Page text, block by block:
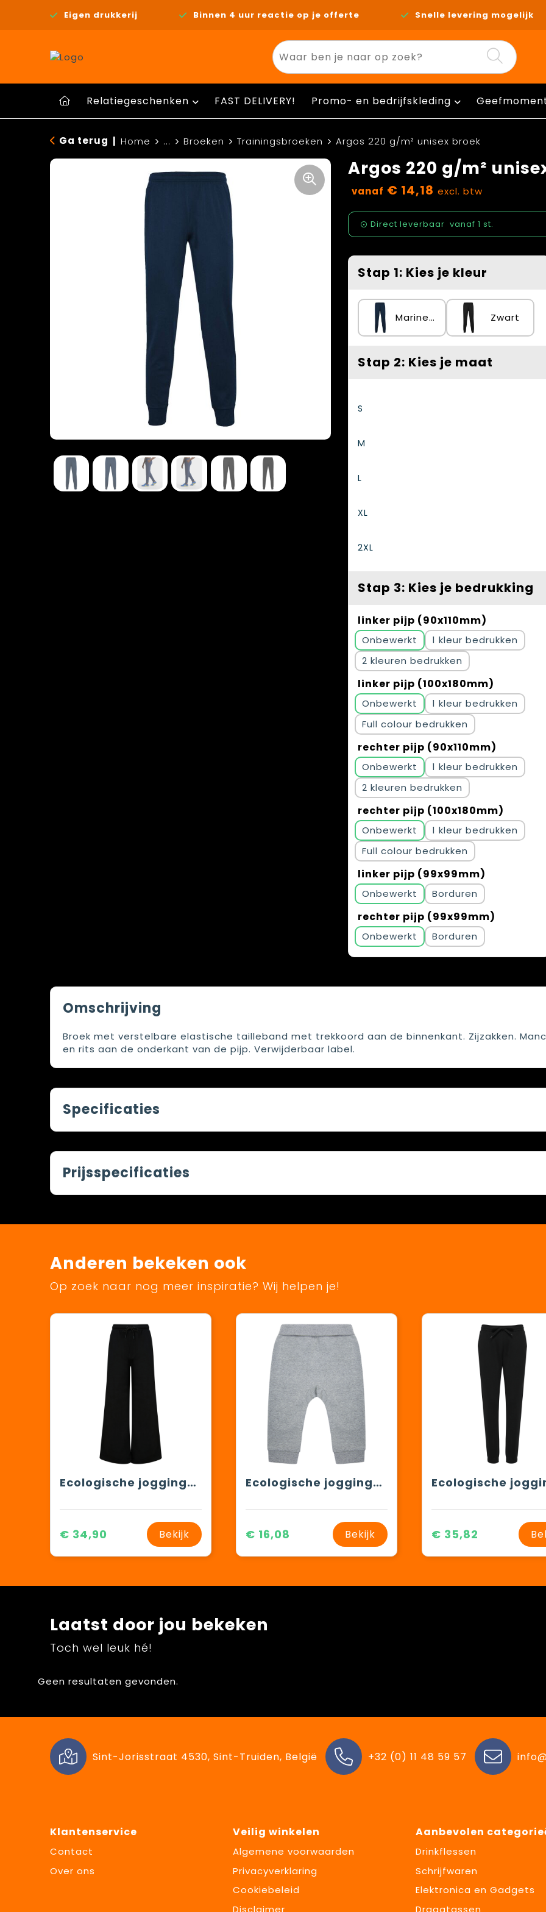
Eigen drukkerij Binnen 4 uur reactie op je offerte Snelle levering mogelijk
Relatiegeschenken FAST DELIVERY! Promo- en bedrijfskleding
Ga terug Home ... Broeken Trainingsbroeken Argos 220 g/m² unisex broek
Argos 220 g/m²
vanaf € 14,18 excl. btw
Direct leverbaar vanaf 1 st.
Stap 1: Kies je kleur
Marineblauw Zwart
Stap 2: Kies je maat
S
M
L
XL
2XL
Stap 3: Kies je bedrukking
linker pijp (90x110mm)
Onbewerkt
1
2
linker pijp (100x180mm)
Onbewerkt
1
Full colour
rechter pijp (90x110mm)
Onbewerkt
1
2
rechter pijp (100x180mm)
Onbewerkt
1
Full colour
linker pijp (99x99mm)
Onbewerkt Borduren
rechter pijp (99x99mm)
Onbewerkt Borduren
Omschrijving
Broek met verstelbare elastische tailleband met trekkoord aan de binnenkant. Zijzakken.
en rits aan de onderkant van de pijp. Verwijderbaar label.
Specificaties
Prijsspecificaties
Anderen bekeken ook
Op zoek naar nog meer inspiratie? Wij helpen je!
Ecologische joggingbroek voor dames
€ 34,90 Bekijk
Ecologische joggingbroek voor kinderen
€ 16,08 Bekijk € 35,82
Laatst door jou bekeken
Toch wel leuk hé!
Geen resultaten gevonden.
Sint-Jorisstraat 4530, Sint-Truiden, België +32 (0) 11 48 59 57
Klantenservice
Contact
Over ons
Veilig winkelen
Algemene voorwaarden
Privacyverklaring
Cookiebeleid
Disclaimer
Aanbevolen
Drinkflessen
Schrijfwaren
Elektronica en Gadgets
Draagtassen